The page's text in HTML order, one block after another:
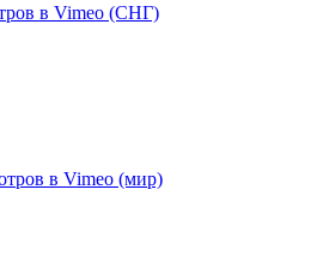
в Vimeo (СНГ)
в Vimeo (мир)